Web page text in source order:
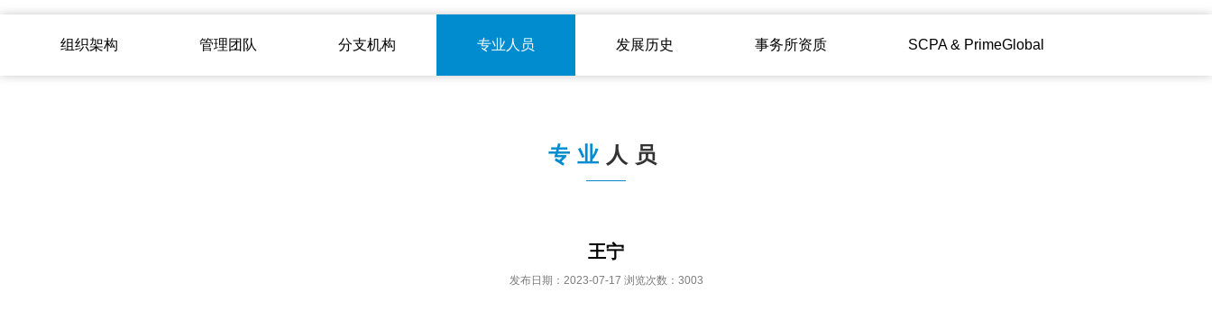
组织架构 管理团队 分支机构 专业人员 发展历史 事务所资质 ㅤㅤSCPA & PrimeGlobalㅤㅤ
专业 人员
王宁
发布日期：2023-07-17 浏览次数：3003